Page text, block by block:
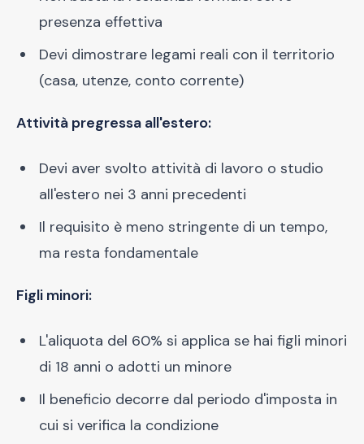
presenza effettiva
Devi dimostrare legami reali con il territorio
(casa, utenze, conto corrente)
Attività pregressa all'estero:
Devi aver svolto attività di lavoro o studio
all'estero nei 3 anni precedenti
Il requisito è meno stringente di un tempo,
ma resta fondamentale
Figli minori:
L'aliquota del 60% si applica se hai figli minori
di 18 anni o adotti un minore
Il beneficio decorre dal periodo d'imposta in
cui si verifica la condizione